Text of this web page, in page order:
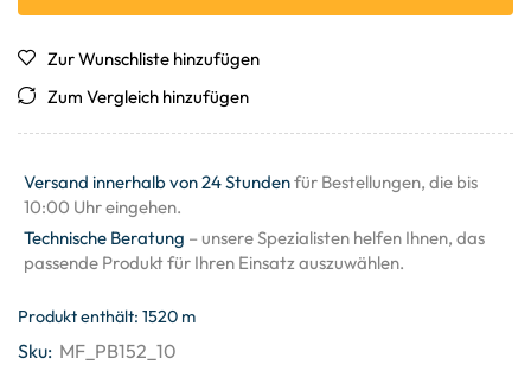
Zur Wunschliste hinzufügen
Zum Vergleich hinzufügen
Versand innerhalb von 24 Stundenfür Bestellungen, die bis
10:00 Uhr eingehen.
Technische Beratung – unsere Spezialisten helfen Ihnen, das
passende Produkt für Ihren Einsatz auszuwählen.
Produkt enthält: 1520 m
Sku: MF_PB152_10